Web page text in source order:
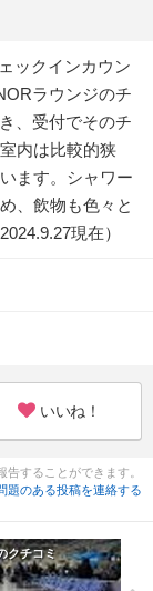
ックインカウン
ラウンジのチ
、受付でそのチ
内は比較的狭
ます。シャワー
、飲物も色々と
現在）
いいね！
することができます。
題のある投稿を連絡する
クチコミ